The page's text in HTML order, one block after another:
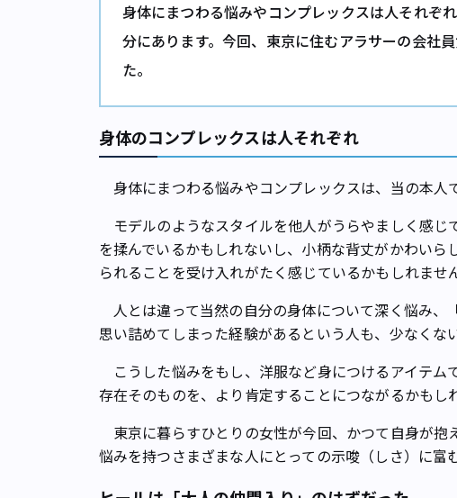
身体にまつわる悩みやコンプレックスは人それぞ
分にあります。今回、東京に住むアラサーの会社
た。
身体のコンプレックスは人それぞれ
身体にまつわる悩みやコンプレックスは、当の本人
モデルのようなスタイルを他人がうらやましく感じ
を揉んでいるかもしれないし、小柄な背丈がかわい
られることを受け入れがたく感じているかもしれませ
人とは違って当然の自分の身体について深く悩み、
思い詰めてしまった経験があるという人も、少なくな
こうした悩みをもし、洋服など身につけるアイテム
存在そのものを、より肯定することにつながるかもし
東京に暮らすひとりの女性が今回、かつて自身が抱
悩みを持つさまざまな人にとっての示唆（しさ）に富